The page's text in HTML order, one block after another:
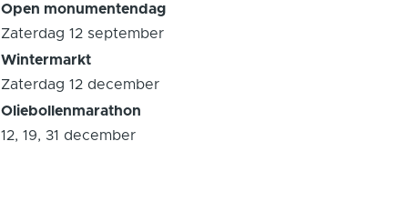
Open monumentendag
Zaterdag 12 september
Wintermarkt
Zaterdag 12 december
Oliebollenmarathon
12, 19, 31 december